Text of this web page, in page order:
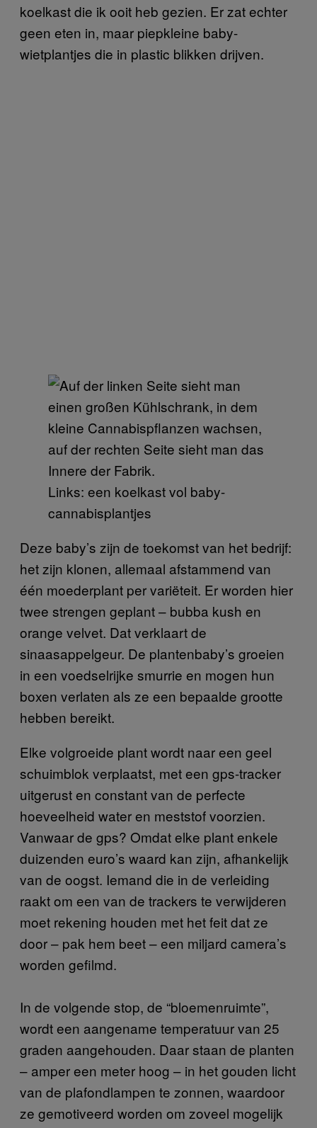
koelkast die ik ooit heb gezien. Er zat echter
geen eten in, maar piepkleine baby-
wietplantjes die in plastic blikken drijven.
Links: een koelkast vol baby-
cannabisplantjes
Deze baby’s zijn de toekomst van het bedrijf:
het zijn klonen, allemaal afstammend van
één moederplant per variëteit. Er worden hier
twee strengen geplant – bubba kush en
orange velvet. Dat verklaart de
sinaasappelgeur. De plantenbaby’s groeien
in een voedselrijke smurrie en mogen hun
boxen verlaten als ze een bepaalde grootte
hebben bereikt.
Elke volgroeide plant wordt naar een geel
schuimblok verplaatst, met een gps-tracker
uitgerust en constant van de perfecte
hoeveelheid water en meststof voorzien.
Vanwaar de gps? Omdat elke plant enkele
duizenden euro’s waard kan zijn, afhankelijk
van de oogst. Iemand die in de verleiding
raakt om een van de trackers te verwijderen
moet rekening houden met het feit dat ze
door – pak hem beet – een miljard camera’s
worden gefilmd.
In de volgende stop, de “bloemenruimte”,
wordt een aangename temperatuur van 25
graden aangehouden. Daar staan de planten
– amper een meter hoog – in het gouden licht
van de plafondlampen te zonnen, waardoor
ze gemotiveerd worden om zoveel mogelijk